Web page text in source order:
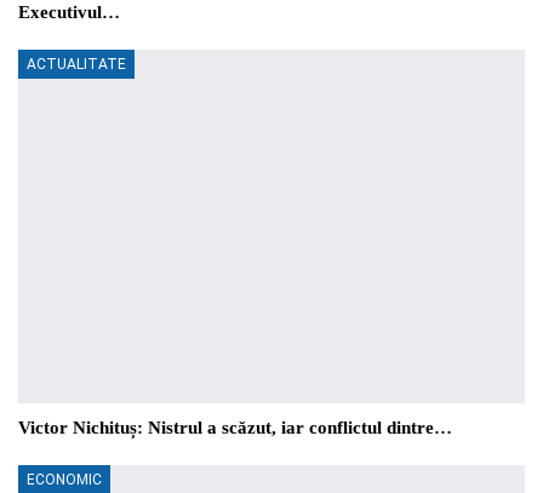
Executivul…
ACTUALITATE
Victor Nichituș: Nistrul a scăzut, iar conflictul dintre…
ECONOMIC